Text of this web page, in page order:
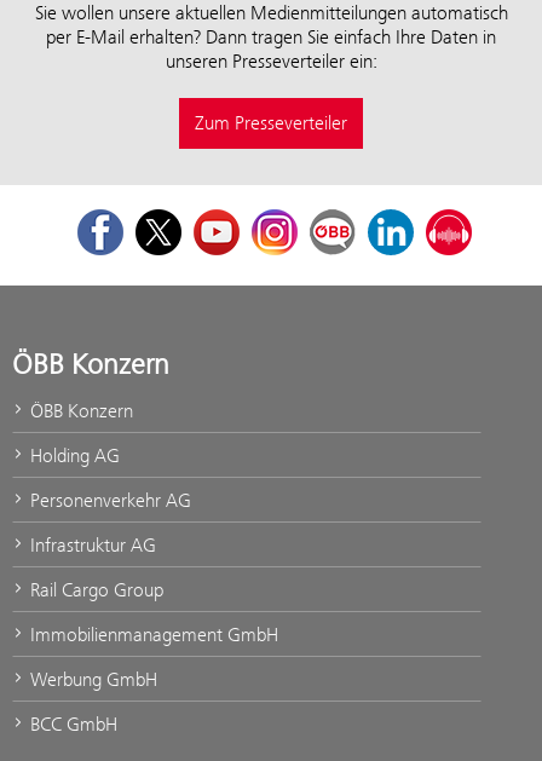
Sie wollen unsere aktuellen Medienmitteilungen automatisch
per E-Mail erhalten? Dann tragen Sie einfach Ihre Daten in
unseren Presseverteiler ein:
Zum Presseverteiler
FacebookTwitterYoutubeInstagramÖBB Corporate Blog
LinkedInPodcast
ÖBB Konzern
ÖBB Konzern
Holding AG
Personenverkehr AG
Infrastruktur AG
Rail Cargo Group
Immobilienmanagement GmbH
Werbung GmbH
BCC GmbH